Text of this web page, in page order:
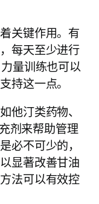
关键作用。有
每天至少进行
量训练也可以
持这一点。
他汀类药物、
剂来帮助管理
必不可少的，
显著改善甘油
法可以有效控